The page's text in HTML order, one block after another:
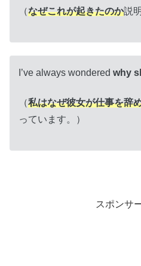
（なぜこれが起きたのか説
I’ve always wondered why
（私はなぜ彼女が仕事を辞
っています。）
スポンサ